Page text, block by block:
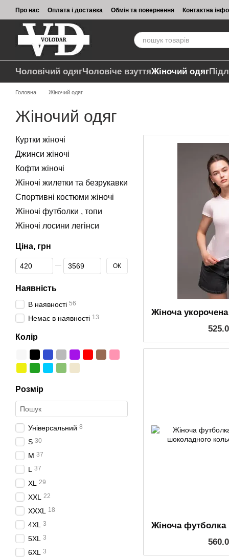
Перейти до основного контенту
Про нас Оплата і доставка Обмін та повернення Контактна
Чоловічий одягЧоловіче взуттяЖіночий одяг
Головна Жіночий одяг
Жіночий одяг
Куртки жіночі
Джинси жіночі
Кофти жіночі
Жіночі жилетки та безрукавки
Спортивні костюми жіночі
Жіночі футболки , топи
Жіночі лосини легінси
Ціна, грн
Від Ціна, грн
До Ціна, грн ОК
Наявність
В наявності 56
Немає в наявності 13
Колір
Розмір
Універсальний 8
S 30
M 37
L 37
XL 29
XXL 22
XXXL 18
4XL 3
5XL 3
6XL 3